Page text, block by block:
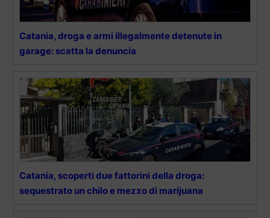
Catania, droga e armi illegalmente detenute in
garage: scatta la denuncia
Catania, scoperti due fattorini della droga:
sequestrato un chilo e mezzo di marijuana